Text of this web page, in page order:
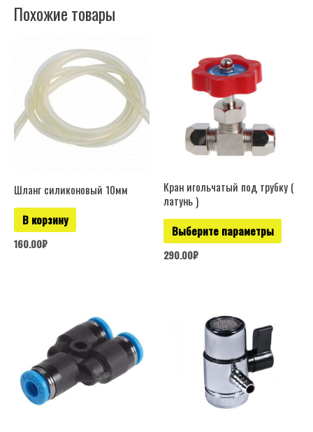
Похожие товары
Шланг силиконовый 10мм
В корзину
160.00₽
Кран игольчатый под трубку (
латунь )
Выберите параметры
товара.
290.00₽